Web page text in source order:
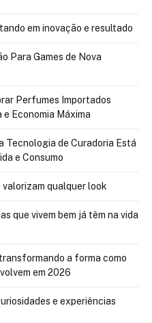
em inovação e resultado
Para Games de Nova
Perfumes Importados
Economia Máxima
Tecnologia de Curadoria Está
e Consumo
valorizam qualquer look
que vivem bem já têm na vida
a forma como
em 2026
e experiências